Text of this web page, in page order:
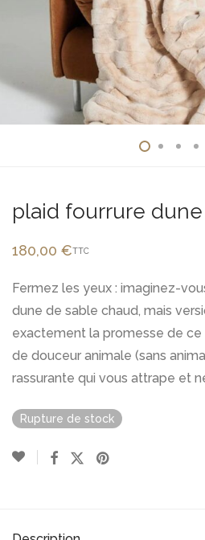
plaid fourrure dune
180,00 €TTC
Fermez les yeux : imaginez-
dune de sable chaud, mais
exactement la promesse de ce
de douceur animale (sans
rassurante qui vous attrape et
Rupture de stock